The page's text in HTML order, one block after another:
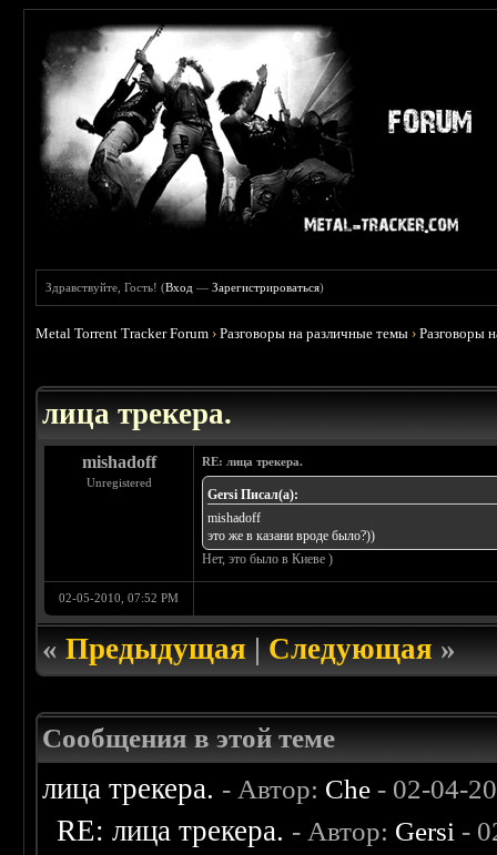
Здравствуйте, Гость! (Вход —Зарегистрироваться)
Metal Torrent Tracker Forum ›Разговоры на различные темы ›Разговоры
лица трекера.
mishadoff
Unregistered
RE: лица трекера.
Gersi Писал(а):
mishadoff
это же в казани вроде было?))
Нет, это было в Киеве )
02-05-2010, 07:52 PM
«Предыдущая|Следующая»
Сообщения в этой теме
лица трекера. - Автор: Che - 02-04-
RE: лица трекера. - Автор: Gersi -